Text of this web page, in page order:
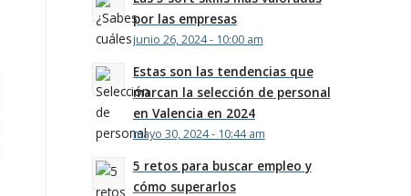
por las empresas
junio 26, 2024 - 10:00 am
Estas son las tendencias que
marcan la selección de personal
en Valencia en 2024
mayo 30, 2024 - 10:44 am
5 retos para buscar empleo y
cómo superarlos